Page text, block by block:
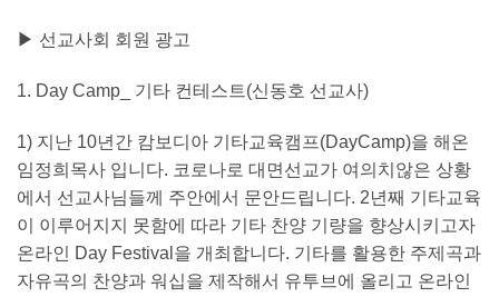
▶ 선교사회 회원 광고
1. Day Camp_ 기타 컨테스트 (신동호 선교사)
1) 지난 10년간 캄보디아 기타교육캠프(DayCamp)을 해온
임정희목사 입니다. 코로나로 대면선교가 여의치않은 상황
에서 선교사님들께 주안에서 문안드립니다. 2년째 기타교육
이 이루어지지 못함에 따라 기타 찬양 기량을 향상시키고자
온라인
Day Festival 을 개최합니다. 기타를 활용한 주제곡과
자유곡의 찬양과 워십을 제작해서 유투브에 올리고 온라인